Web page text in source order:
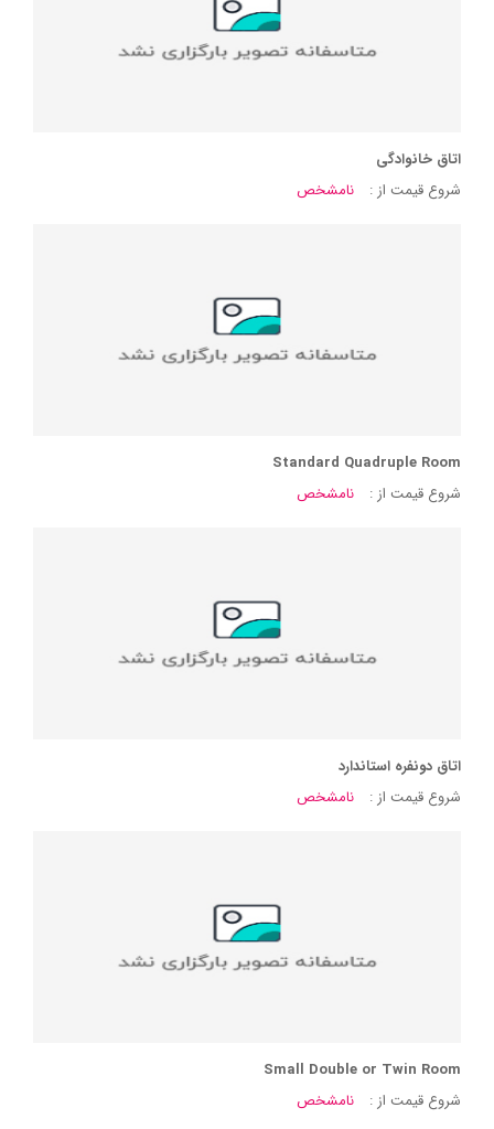
اتاق خانوادگی
شروع قیمت از :
نامشخص
Standard Quadruple Room
شروع قیمت از :
نامشخص
اتاق دونفره استاندارد
شروع قیمت از :
نامشخص
Small Double or Twin Room
شروع قیمت از :
نامشخص